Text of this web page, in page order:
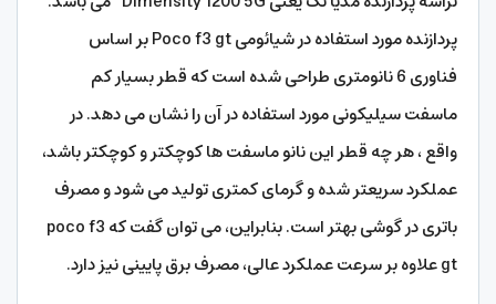
پردازنده مورد استفاده در شیائومی Poco f3 gt بر اساس
فناوری 6 نانومتری طراحی شده است که قطر بسیار کم
ماسفت سیلیکونی مورد استفاده در آن را نشان می دهد. در
واقع ، هر چه قطر این نانو ماسفت ها کوچکتر و کوچکتر باشد،
عملکرد سریعتر شده و گرمای کمتری تولید می شود و مصرف
باتری در گوشی بهتر است. بنابراین، می توان گفت که poco f3
gt علاوه بر سرعت عملکرد عالی، مصرف برق پایینی نیز دارد.